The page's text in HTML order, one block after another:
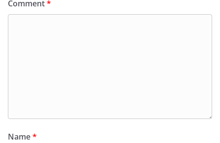
Comment*
Name*